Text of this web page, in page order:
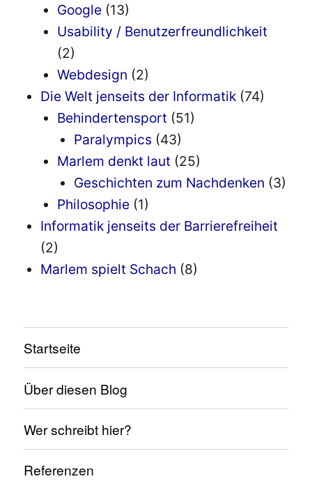
Google (13)
Usability / Benutzerfreundlichkeit
(2)
Webdesign (2)
Die Welt jenseits der Informatik (74)
Behindertensport (51)
Paralympics (43)
Marlem denkt laut (25)
Geschichten zum Nachdenken (3)
Philosophie (1)
Informatik jenseits der Barrierefreiheit
(2)
Marlem spielt Schach (8)
Startseite
Über diesen Blog
Wer schreibt hier?
Referenzen